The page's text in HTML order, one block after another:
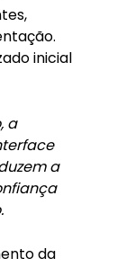
inicial
a
a
da